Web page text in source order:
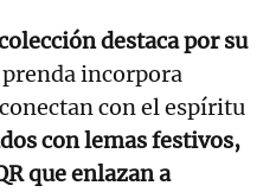
destaca por su
prenda incorpora
con el espíritu
con lemas festivos,
que enlazan a